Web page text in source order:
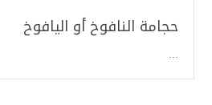
حجامة النافوخ أو اليافوخ
...